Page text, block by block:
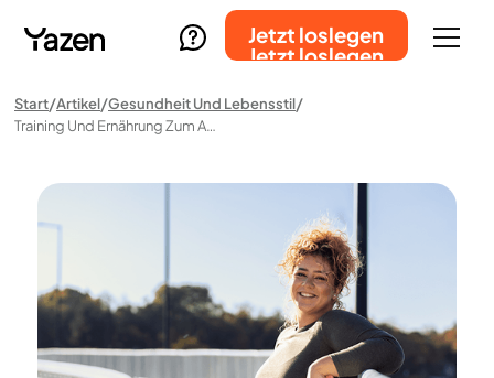
Jetzt loslegen
Jetzt loslegen
Start Artikel Gesundheit Und Lebensstil
Training Und Ernährung Zum Abnehmen – Ein Leitfaden Für Gesundes Gewichtsmanagement